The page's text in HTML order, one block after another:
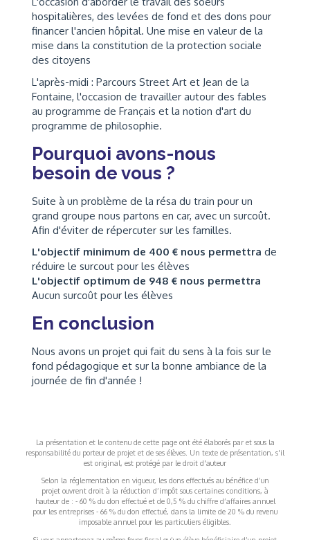
hospitalières, des levées de fond et des dons pour
financer l'ancien hôpital. Une mise en valeur de la
mise dans la constitution de la protection sociale
des citoyens
L'après-midi : Parcours Street Art et Jean de la
Fontaine, l'occasion de travailler autour des fables
au programme de Français et la notion d'art du
programme de philosophie.
Pourquoi avons-nous
besoin de vous ?
Suite à un problème de la résa du train pour un
grand groupe nous partons en car, avec un surcoût.
Afin d'éviter de répercuter sur les familles.
L'objectif minimum de 400 € nous permettra de
réduire le surcout pour les élèves
L'objectif optimum de 948 € nous permettra
Aucun surcoût pour les élèves
En conclusion
Nous avons un projet qui fait du sens à la fois sur le
fond pédagogique et sur la bonne ambiance de la
journée de fin d'année !
La présentation et le contenu de cette page ont été élaborés par et sous la
responsabilité du porteur de projet et de ses élèves. Un texte de présentation, s'il
est original, est protégé par le droit d'auteur
Selon la réglementation en vigueur, les dons effectués au bénéfice d’un
projet ouvrent droit à la réduction d’impôt sous certaines conditions, à
hauteur de : - 60 % du don effectué et de 0,5 % du chiffre d’affaires annuel
pour les entreprises - 66 % du don effectué, dans la limite de 20 % du revenu
imposable annuel pour les particuliers éligibles.